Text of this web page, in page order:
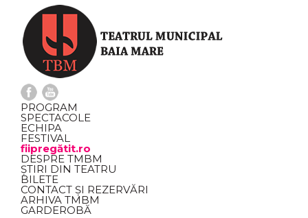
PROGRAM
SPECTACOLE
ECHIPA
FESTIVAL
fiipregătit.ro
DESPRE TMBM
ȘTIRI DIN TEATRU
BILETE
CONTACT ȘI REZERVĂRI
ARHIVA TMBM
GARDEROBĂ